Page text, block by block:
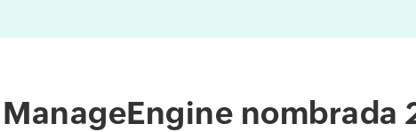
ManageEngine nombrada